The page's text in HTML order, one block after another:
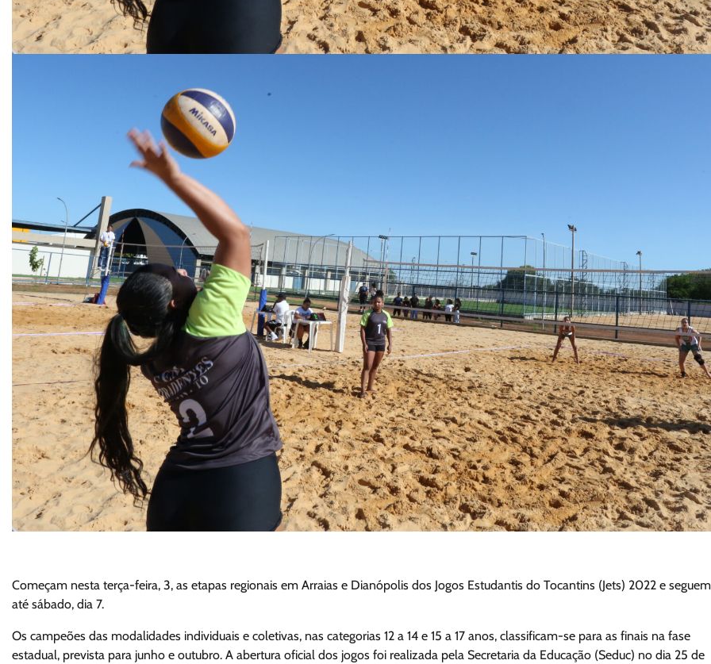
Começam nesta terça-feira, 3, as etapas regionais em Arraias e Dianópolis dos Jogos Estudantis do Tocantins (Jets) 2022 e seguem
até sábado, dia 7.
Os campeões das modalidades individuais e coletivas, nas categorias 12 a 14 e 15 a 17 anos, classificam-se para as finais na fase
estadual, prevista para junho e outubro. A abertura oficial dos jogos foi realizada pela Secretaria da Educação (Seduc) no dia 25 de